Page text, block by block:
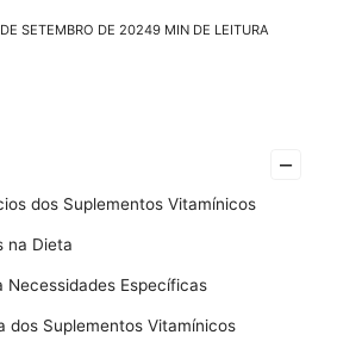
SETEMBRO DE 20249 MIN DE LEITURA
–
dos Suplementos Vitamínicos
na Dieta
Necessidades Específicas
dos Suplementos Vitamínicos